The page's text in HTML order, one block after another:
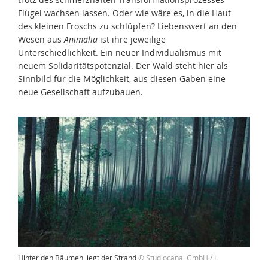
Flügel wachsen lassen. Oder wie wäre es, in die Haut
des kleinen Froschs zu schlüpfen? Liebenswert an den
Wesen aus Animalia ist ihre jeweilige
Unterschiedlichkeit. Ein neuer Individualismus mit
neuem Solidaritätspotenzial. Der Wald steht hier als
Sinnbild für die Möglichkeit, aus diesen Gaben eine
neue Gesellschaft aufzubauen.
Hinter den Bäumen liegt der Strand© Studiocanal GmbH / I.